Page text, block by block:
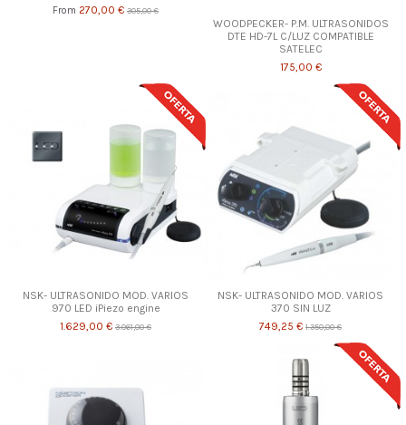
From 270,00 € 305,00 €
WOODPECKER- P.M. ULTRASONIDOS
DTE HD-7L C/LUZ COMPATIBLE
SATELEC
175,00 €
NSK- ULTRASONIDO MOD. VARIOS
970 LED iPiezo engine
1.629,00 € 3.061,00 €
NSK- ULTRASONIDO MOD. VARIOS
370 SIN LUZ
749,25 € 1.350,00 €